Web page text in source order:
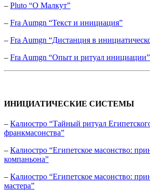
– Pluto “О Малкут”
– Fra Aumgn “Текст и инициация”
– Fra Aumgn “Дистанция в
– Fra Aumgn “Опыт и ритуал инициации”
ИНИЦИАТИЧЕСКИЕ СИСТЕМЫ
– Калиостро “Тайный ритуал
франкмасонства”
– Калиостро “Египетское масонство:
компаньона”
– Калиостро “Египетское масонство:
мастера”